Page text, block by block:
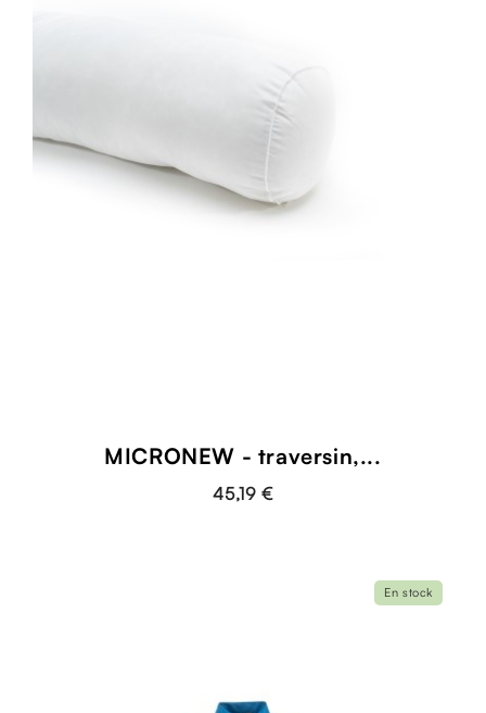
MICRONEW - traversin,...
45,19 €
En stock